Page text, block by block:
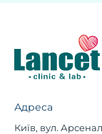
Адреса
Київ, вул.